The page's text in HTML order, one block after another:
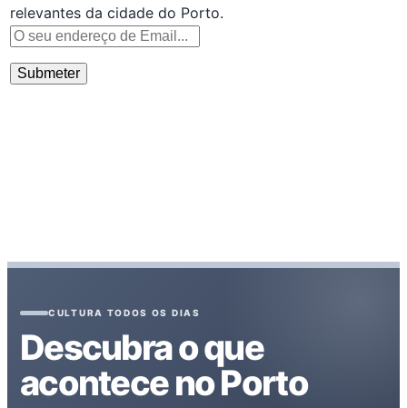
relevantes da cidade do Porto.
CULTURA TODOS OS DIAS
Descubra o que
acontece no Porto